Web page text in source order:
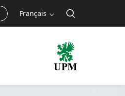
Français